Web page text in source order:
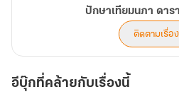
ปักษาเทียมนภา ดาร
ติดตามเรื่อ
อีบุ๊กที่คล้ายกับเรื่องนี้